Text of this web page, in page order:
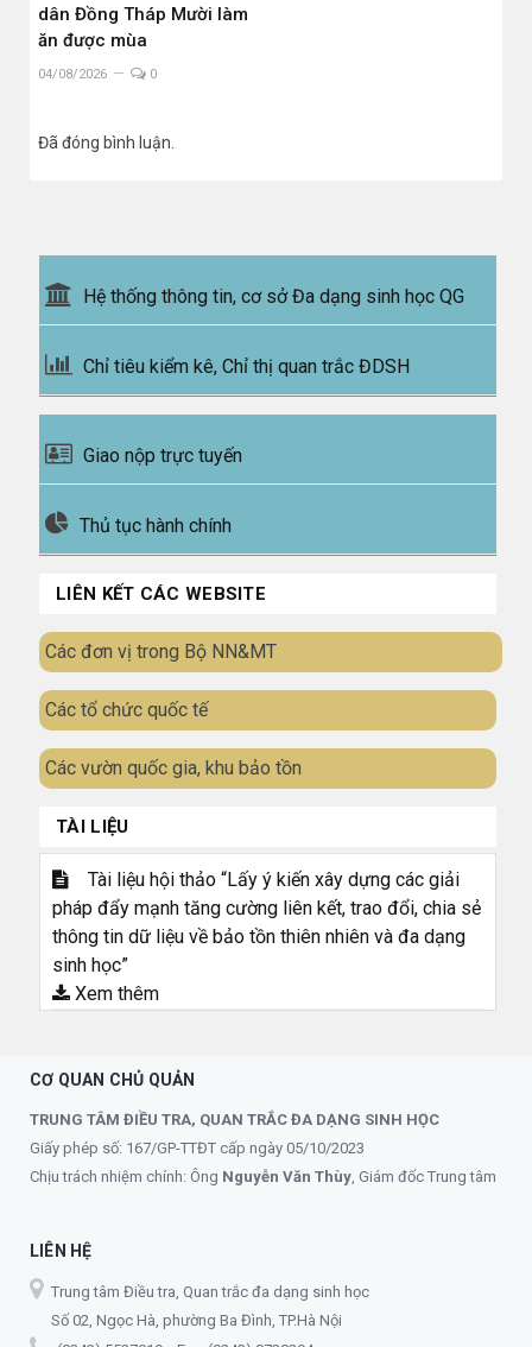
dân Đồng Tháp Mười làm
ăn được mùa
04/08/2026 0
Đã đóng bình luận.
Hệ thống thông tin, cơ sở Đa dạng sinh học QG
Chỉ tiêu kiểm kê, Chỉ thị quan trắc ĐDSH
Giao nộp trực tuyến
Thủ tục hành chính
LIÊN KẾT CÁC WEBSITE
Các đơn vị trong Bộ NN&MT
Các tổ chức quốc tế
Các vườn quốc gia, khu bảo tồn
TÀI LIỆU
Tài liệu hội thảo “Lấy ý kiến xây dựng các giải
pháp đẩy mạnh tăng cường liên kết, trao đổi, chia sẻ
thông tin dữ liệu về bảo tồn thiên nhiên và đa dạng
sinh học”
Xem thêm
CƠ QUAN CHỦ QUẢN
TRUNG TÂM ĐIỀU TRA, QUAN TRẮC ĐA DẠNG SINH HỌC
Giấy phép số: 167/GP-TTĐT cấp ngày 05/10/2023
Chịu trách nhiệm chính: Ông Nguyễn Văn Thùy , Giám đốc Trung tâm
LIÊN HỆ
Trung tâm Điều tra, Quan trắc đa dạng sinh học
Số 02, Ngọc Hà, phường Ba Đình, TP.Hà Nội